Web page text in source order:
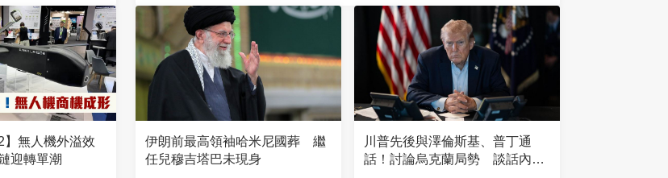
】無人機外溢效
迎轉單潮
伊朗前最高領袖哈米尼國葬 繼
任兒穆吉塔巴未現身
川普先後與澤倫斯基、普丁通
話！討論烏克蘭局勢 談話內容